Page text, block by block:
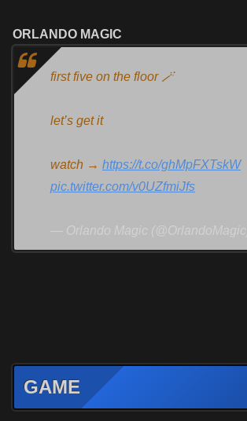
ORLANDO MAGIC
first five on the floor 🪄
let’s get it
watch → https://t.co/ghMpFXTskW
pic.twitter.com/v0UZfmiJfs
— Orlando Magic (@OrlandoMagic)
GAME